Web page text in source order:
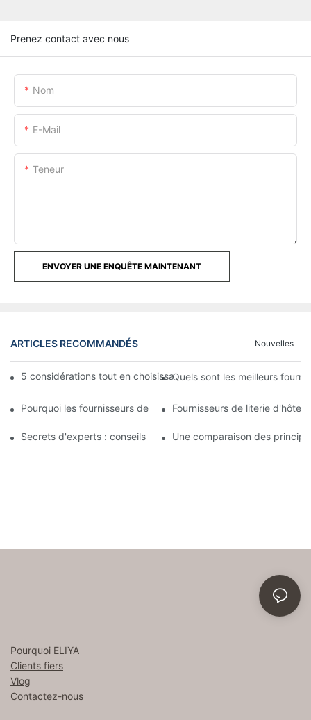
Prenez contact avec nous
Nom
E-Mail
Teneur
ENVOYER UNE ENQUÊTE MAINTENANT
ARTICLES RECOMMANDÉS Nouvelles
5 considérations tout en choisissant des fournisseurs de literie
Quels sont les meilleurs
Pourquoi les fournisseurs de literie d'hôtel sont cruciaux pour
Fournisseurs de literie
Secrets d'experts : conseils sur le partenariat avec les
Une comparaison des
Pourquoi ELIYA
Clients fiers
Vlog
Contactez-nous